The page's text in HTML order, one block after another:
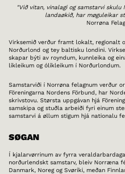
"Við vitan, vinalagi og samstarvi
landaøkið, har møguleikar
Norrøna
Virksemið verður framt lokalt, regionalt
Norðurlond og tey baltisku londini.
skapar býti av royndum, kunnleika og
líkleikum og ólíkleikum í Norðurlondum.
Samstarviði í Norrøna felagnum verður
Föreningarna Nordens Förbund, har
skrivstovu. Størsta uppgávan hjá
samskipa og stuðla arbeiði fyri einum
samstarvi á øllum stigum hjá nationalu
SØGAN
Í kjalarvørrinum av fyrra
norðurlendskt samstarv, bleiv Norræna
Danmark, Noreg og Svøríki, meðan